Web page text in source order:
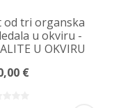
od tri organska
u okviru -
U OKVIRU
€